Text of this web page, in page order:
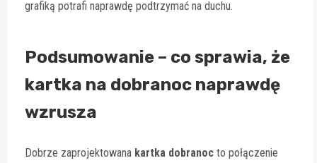
grafiką potrafi naprawdę podtrzymać na duchu.
Podsumowanie – co sprawia, że
kartka na dobranoc naprawdę
wzrusza
Dobrze zaprojektowana kartka dobranoc to połączenie